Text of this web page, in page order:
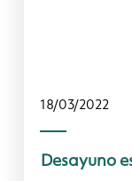
18/03/2022
Desayuno